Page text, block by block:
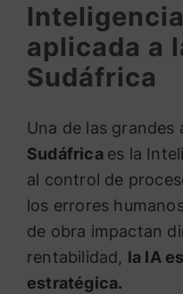
aplicada a
Sudáfrica
Una de las grandes
Sudáfrica es la
al control de
los errores
de obra impactan
rentabilidad, la IA
estratégica.